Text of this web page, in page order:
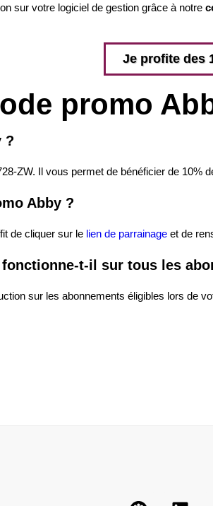
sur votre logiciel de gestion grâce à notre
Je profite des
promo
?
ZW. Il vous permet de bénéficier de 10%
Abby ?
de cliquer sur le lien de parrainage et de
t-il sur tous les
sur les abonnements éligibles lors de